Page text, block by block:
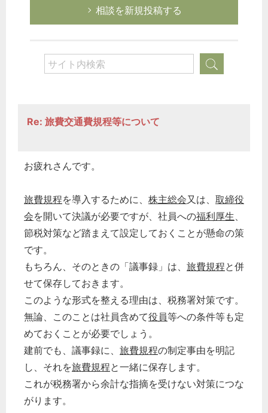
相談を新規投稿する
Re: 旅費交通費規程等について
お疲れさんです。
旅費規程を導入するために、 株主総会又は、 取締役
会を開いて決議が必要ですが、社員への福利厚生、
節税対策など踏まえて設定しておくことが懸命の策
です。
もちろん、そのときの「議事録」は、 旅費規程と併
せて保存しておきます。
このような形式を整える理由は、税務署対策です。
無論、このことは社員含めて役員等への条件等も定
めておくことが必要でしょう。
建前でも、議事録に、 旅費規程の制定事由を明記
し、それを旅費規程と一緒に保存します。
これが税務署から余計な指摘を受けない対策につな
がります。